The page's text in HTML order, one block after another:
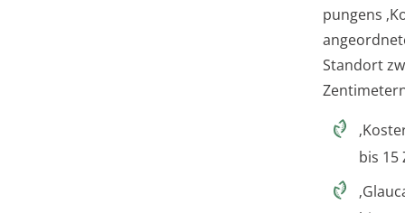
pungens
Standort
bis